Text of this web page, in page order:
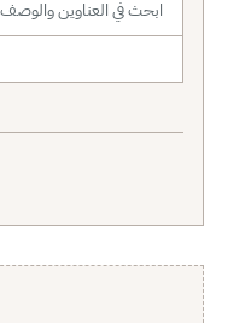
نطاق البحث